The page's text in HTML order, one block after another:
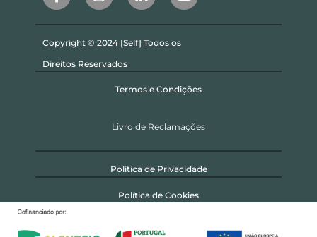
Copyright © 2024 [Self] Todos os
Direitos Reservados
Termos e Condições
Livro de Reclamações
Política de Privacidade
Política de Cookies